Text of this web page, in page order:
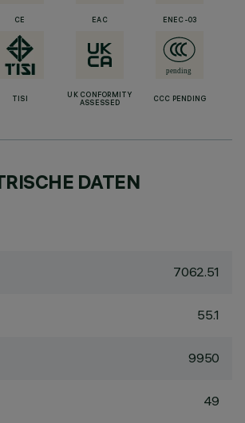
CE EAC ENEC-03
TISI
UK CONFORMITY
ASSESSED
CCC PENDING
DATEN
7062.51
55.1
9950
49